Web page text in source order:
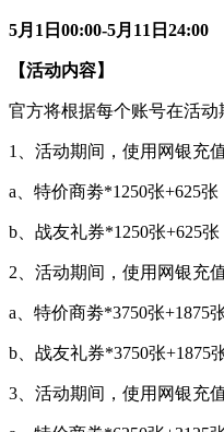
5月1日00:00-5月11日24:00
【活动内容】
官方将根据每个账号在活动
1、活动期间，使用网银充
a、特价商劵*1250张+625张
b、战友礼券*1250张+625张
2、活动期间，使用网银充
a、特价商劵*3750张+1875
b、战友礼券*3750张+1875
3、活动期间，使用网银充